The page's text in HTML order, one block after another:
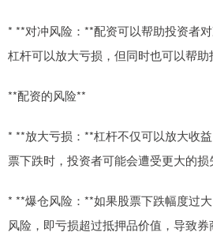
* **对冲风险：**配资可以帮助投资者
杠杆可以放大亏损，但同时也可以帮助
**配资的风险**
* **放大亏损：**杠杆不仅可以放大收
票下跌时，投资者可能会遭受更大的损
* **爆仓风险：**如果股票下跌幅度过
风险，即亏损超过抵押品价值，导致券